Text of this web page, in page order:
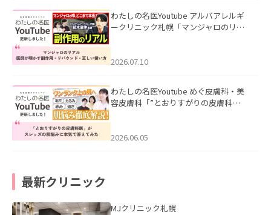
わたしの名医Youtube アルバアレルギ
ークリニック札幌「マンジャロのリア
た。
2026.07.10
わたしの名医Youtube めぐ皮膚科・美
容皮膚科「”とおりすがりの皮膚科
2026.06.05
最新クリニック
MJクリニック札幌